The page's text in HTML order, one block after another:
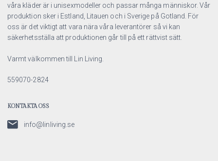
våra kläder är i unisexmodeller och passar många människor. Vår
produktion sker i Estland, Litauen och i Sverige på Gotland. För
oss är det viktigt att vara nära våra leverantörer så vi kan
säkerhetsställa att produktionen går till på ett rättvist sätt.
Varmt välkommen till Lin Living.
559070-2824
KONTAKTA OSS
info@linliving.se